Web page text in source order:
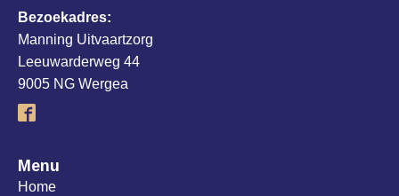
Bezoekadres:
Manning Uitvaartzorg
Leeuwarderweg 44
9005 NG Wergea
Menu
Home